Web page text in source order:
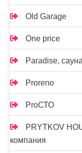
Old Garage
One price
Paradise, сауна
Proreno
ProСТО
PRYTKOV
компания